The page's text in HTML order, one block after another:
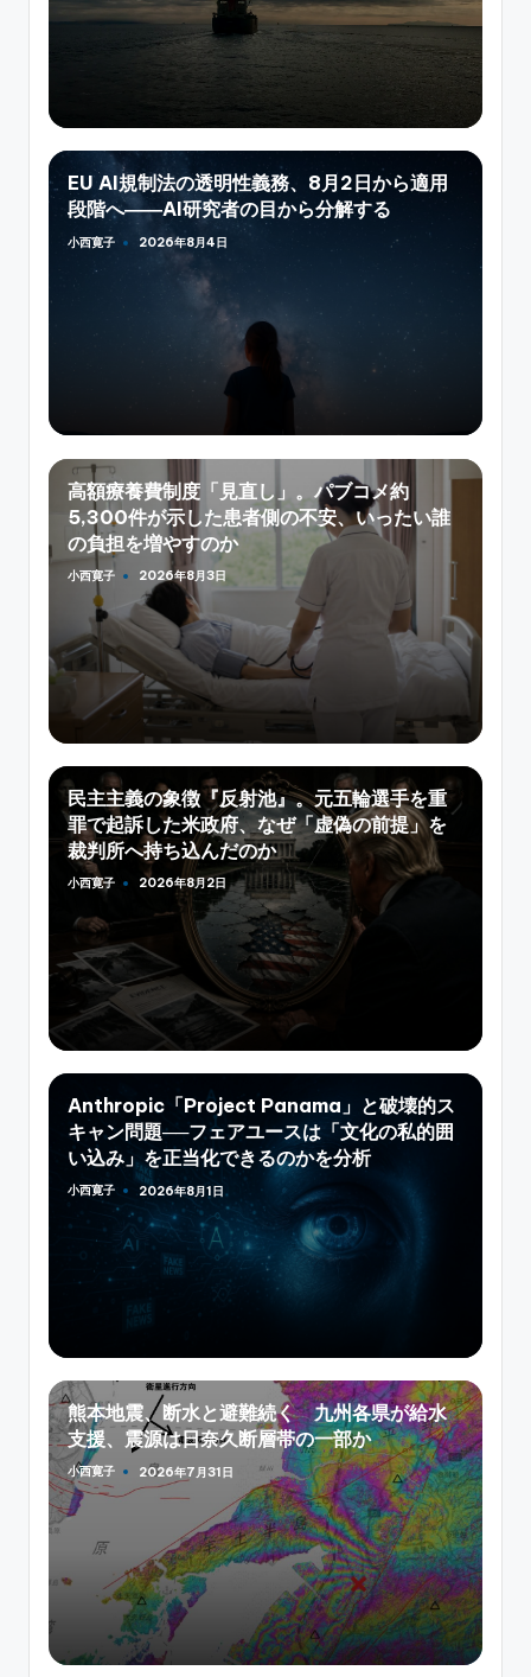
EU AI規制法の透明性義務、8月2日から適用
段階へ――AI研究者の目から分解する
Posted
小西寛子 2026年8月4日
高額療養費制度「見直し」。パブコメ約
5,300件が示した患者側の不安、いったい誰
の負担を増やすのか
Posted
小西寛子 2026年8月3日
民主主義の象徴『反射池』。元五輪選手を重
罪で起訴した米政府、なぜ「虚偽の前提」を
裁判所へ持ち込んだのか
Posted
小西寛子 2026年8月2日
Anthropic「Project Panama」と破壊的ス
キャン問題──フェアユースは「文化の私的囲
い込み」を正当化できるのかを分析
Posted
小西寛子 2026年8月1日
熊本地震、断水と避難続く 九州各県が給水
支援、震源は日奈久断層帯の一部か
Posted
by
小西寛子 2026年7月31日